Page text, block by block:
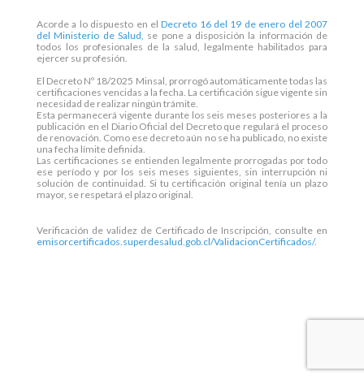
Acorde a lo dispuesto en elDecreto 16 del 19 de enero del 2007
del Ministerio de Salud, se pone a disposición la información de
todos los profesionales de la salud, legalmente habilitados para
ejercer su profesión.
El Decreto Nº 18/2025 Minsal, prorrogó automáticamente todas las
certificaciones vencidas a la fecha. La certificación sigue vigente sin
necesidad de realizar ningún trámite.
Esta permanecerá vigente durante los seis meses posteriores a la
publicación en el Diario Oficial del Decreto que regulará el proceso
de renovación. Como ese decreto aún no se ha publicado, no existe
una fecha límite definida.
Las certificaciones se entienden legalmente prorrogadas por todo
ese período y por los seis meses siguientes, sin interrupción ni
solución de continuidad. Si tu certificación original tenía un plazo
mayor, se respetará el plazo original.
Verificación de validez de Certificado de Inscripción, consulte en
emisorcertificados.superdesalud.gob.cl/ValidacionCertificados/.